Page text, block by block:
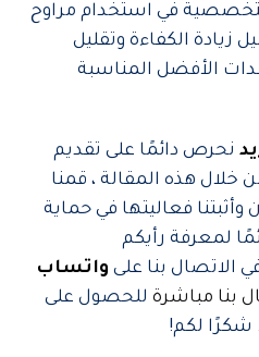
في استخدام مراوح
الكفاءة وتقليل
الأفضل المناسبة
نحرص دائمًا على تقديم
خلال هذه المقالة ، قمنا
فعاليتها في حماية
لمعرفة رأيكم
الاتصال بنا على واتساب
بنا مباشرة للحصول على
شكرًا لكم!